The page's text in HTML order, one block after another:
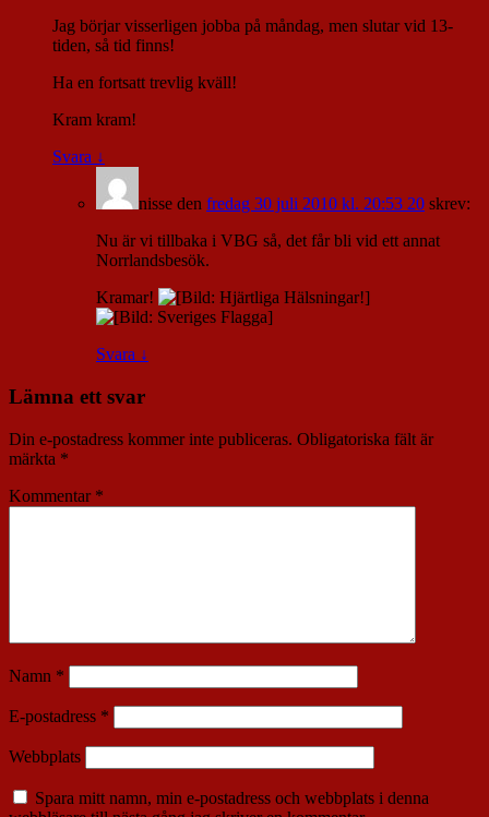
Jag börjar visserligen jobba på måndag, men slutar vid 13-
tiden, så tid finns!
Ha en fortsatt trevlig kväll!
Kram kram!
Svara ↓
nisse den fredag 30 juli 2010 kl. 20:53 20 skrev:
Nu är vi tillbaka i VBG så, det får bli vid ett annat
Norrlandsbesök.
Kramar!
Svara ↓
Lämna ett svar
Din e-postadress kommer inte publiceras. Obligatoriska fält är
märkta *
Kommentar *
Namn *
E-postadress *
Webbplats
Spara mitt namn, min e-postadress och webbplats i denna